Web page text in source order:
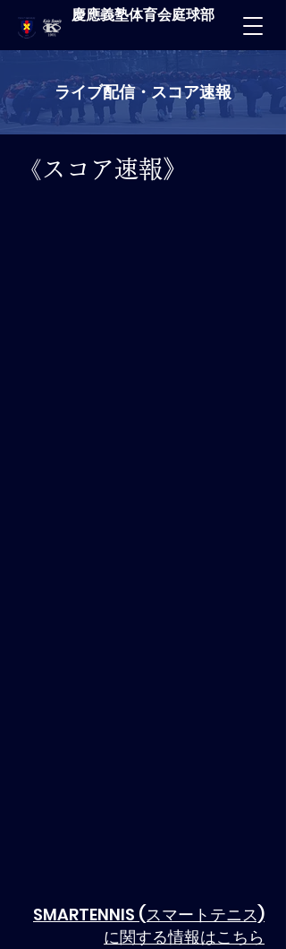
慶應義塾体育会庭球部
ライブ配信・スコア速報
​《スコア速報》
SMARTENNIS (スマートテニス)
に関する情報はこちら